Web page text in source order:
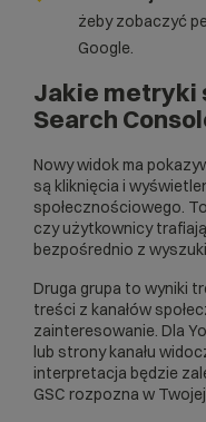
żeby zobaczyć
Google.
Jakie metryki
Search
Nowy widok ma
są kliknięcia i
społecznościowego.
czy użytkownicy
bezpośrednio z
Druga grupa to wyniki
treści z kanałów
zainteresowanie. Dla
lub strony kanału
interpretacja będzie
GSC rozpozna w Twojej